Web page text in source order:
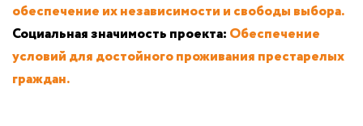
обеспечение их независимости и свободы выбора.
Социальная значимость проекта: Обеспечение
условий для достойного проживания престарелых
граждан.